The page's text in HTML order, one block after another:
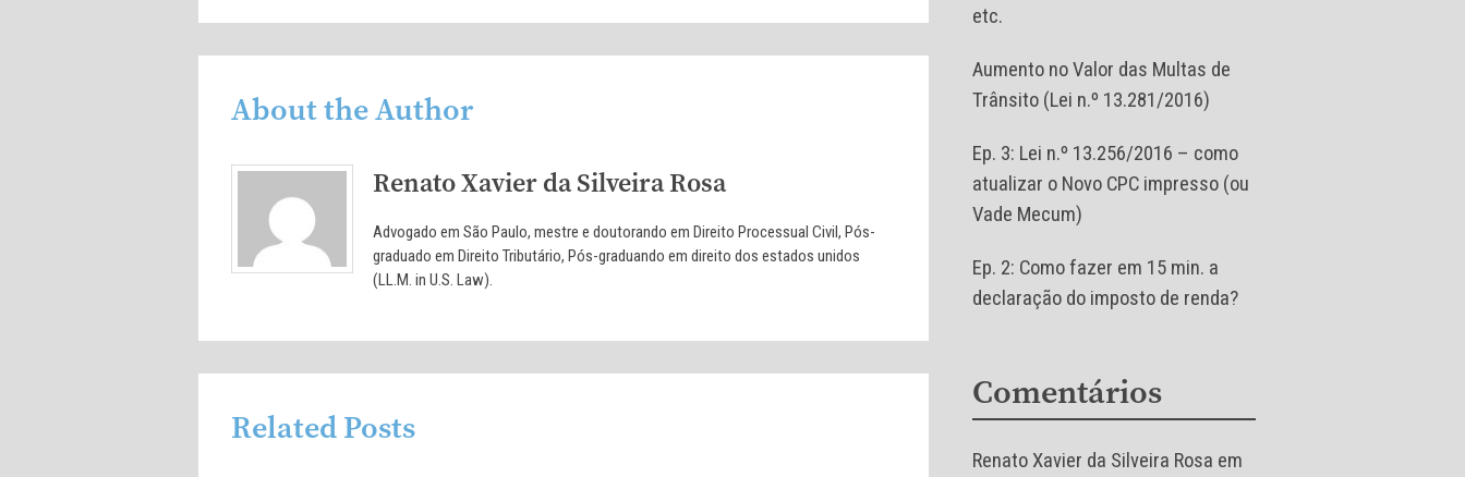
About the Author
Renato Xavier da Silveira Rosa
Advogado em São Paulo, mestre e doutorando em Direito Processual Civil, Pós-
graduado em Direito Tributário, Pós-graduando em direito dos estados unidos
(LL.M. in U.S. Law).
Related Posts
etc.
Aumento no Valor das Multas de
Trânsito (Lei n.º 13.281/2016)
Ep. 3: Lei n.º 13.256/2016 – como
atualizar o Novo CPC impresso (ou
Vade Mecum)
Ep. 2: Como fazer em 15 min. a
declaração do imposto de renda?
Comentários
Renato Xavier da Silveira Rosa em